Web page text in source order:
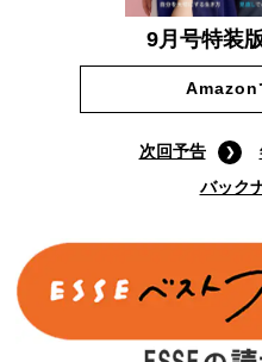
9月号特装
Amazon
次回予告
バック